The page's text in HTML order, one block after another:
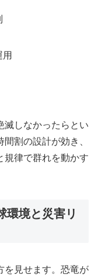
滅しなかったらとい
割の設計が効き、
規律で群れを動かす
環境と災害リ
を見せます。恐竜が